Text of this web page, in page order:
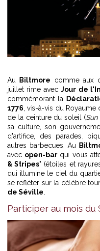
Au Biltmore comme aux
juillet rime avecJour de
commémorant la
1776, vis-à-vis du Royaume
de la ceinture du soleil (
sa culture, son
d'artifice, des parades,
autres barbecues. Au
avec open-bar qui vous
& Stripes" (étoiles et
qui illumine le ciel du
se refléter sur la célèbre
de Séville.
Participer au mois du